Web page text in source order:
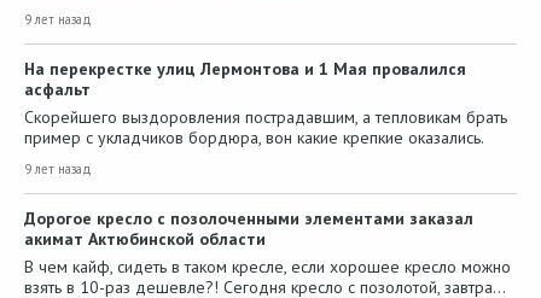
9 лет назад
На перекрестке улиц Лермонтова и 1 Мая провалился
асфальт
Скорейшего выздоровления пострадавшим, а тепловикам брать
пример с укладчиков бордюра, вон какие крепкие оказались.
9 лет назад
Дорогое кресло с позолоченными элементами заказал
акимат Актюбинской области
В чем кайф, сидеть в таком кресле, если хорошее кресло можно
взять в 10-раз дешевле?! Сегодня кресло с позолотой, завтра…